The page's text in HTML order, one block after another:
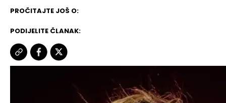
PROČITAJTE JOŠ O:
PODIJELITE ČLANAK: